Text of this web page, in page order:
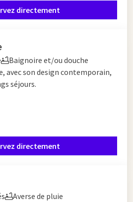
directement
Baignoire et/ou douche
avec son design contemporain,
séjours.
directement
Averse de pluie